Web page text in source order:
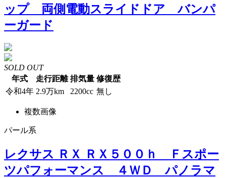
ップ 両側電動スライドドア バンパ
ーガード
SOLD OUT
年式
走行距離 排気量 修復歴
令和4年 2.9万km 2200cc 無し
複数画像
パール系
レクサス ＲＸ ＲＸ５００ｈ Ｆスポー
ツパフォーマンス ４ＷＤ パノラマ